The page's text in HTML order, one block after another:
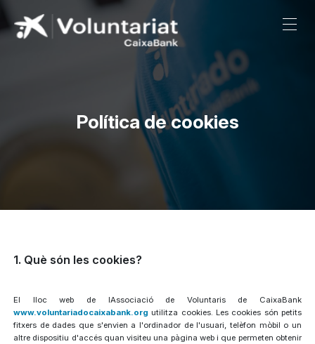
Política de cookies
1. Què són les cookies?
El lloc web de lAssociació de Voluntaris de CaixaBank
www.voluntariadocaixabank.org utilitza cookies. Les cookies són petits
fitxers de dades que s'envien a l'ordinador de l'usuari, telèfon mòbil o un
altre dispositiu d'accés quan visiteu una pàgina web i que permeten obtenir